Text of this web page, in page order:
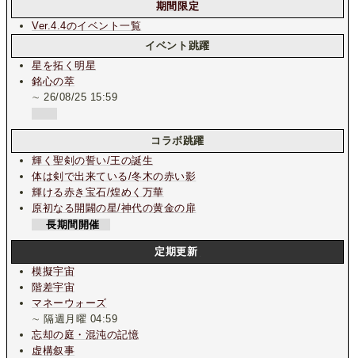
期間限定
Ver.4.4のイベント一覧
イベント跳躍
星を拓く明星
銘心の萃
∼ 26/08/25 15:59
コラボ跳躍
輝く聖剣の誓い/王の誕生
体は剣で出来ている/冬木の赤い影
輝ける赤き宝石/煌めく万華
原初なる開闢の星/神代の黄金の扉
長期間開催
定期更新
模擬宇宙
階差宇宙
マネーウォーズ
∼ 隔週月曜 04:59
忘却の庭・混沌の記憶
虚構叙事